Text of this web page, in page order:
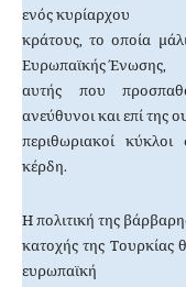
ενός κυρίαρχου
κράτους, το οποία
Ευρωπαϊκής Ένωσης,
αυτής που
ανεύθυνοι και επί της
περιθωριακοί
κέρδη.
Η πολιτική της
κατοχής της Τουρκίας
ευρωπαϊκή